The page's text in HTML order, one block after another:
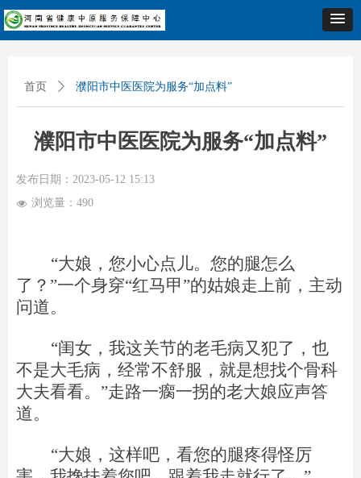
首页 ꄲ 濮阳市中医医院为服务“加点料”
濮阳市中医医院为服务“加点料”
发布日期： 2023-05-12 15:13
넶 浏览量： 490
“大娘 ，您小心点儿。您的腿怎么
了 ？ ”一个身穿“红马甲 ”的姑娘走上前，主动
问道。
“闺女，我这关节的老毛病又犯了，也
不是大毛病， 经常不舒服， 就是想找个骨科
大夫看看。 ”走路一瘸一拐的老大娘应声答
道。
“大娘 ，这样吧，看您的腿疼得怪厉